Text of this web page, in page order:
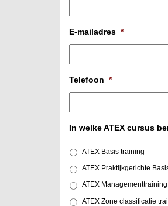
E-mailadres *
Telefoon *
In welke ATEX cursus
ATEX Basis training
ATEX Praktijkgerichte
ATEX Managementtraining
ATEX Zone classificatie